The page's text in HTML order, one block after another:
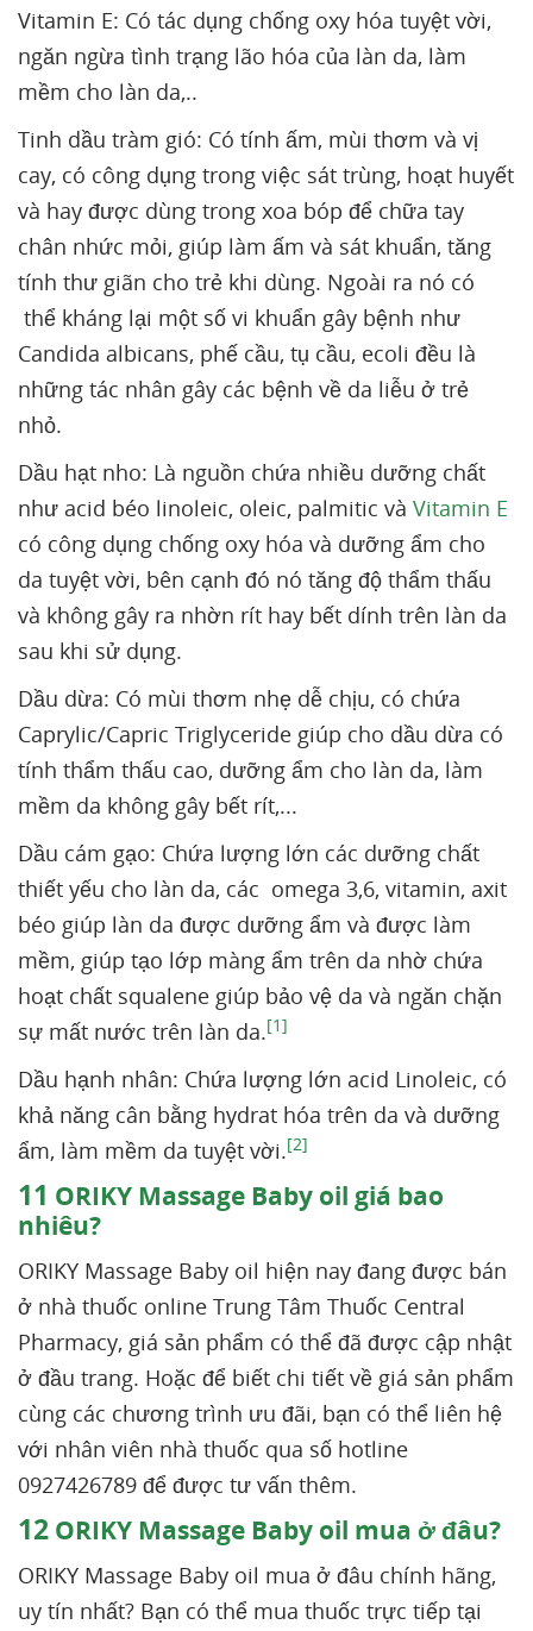
Vitamin E: Có tác dụng chống oxy hóa tuyệt vời,
ngăn ngừa tình trạng lão hóa của làn da, làm
mềm cho làn da,..
Tinh dầu tràm gió: Có tính ấm, mùi thơm và vị
cay, có công dụng trong việc sát trùng, hoạt huyết
và hay được dùng trong xoa bóp để chữa tay
chân nhức mỏi, giúp làm ấm và sát khuẩn, tăng
tính thư giãn cho trẻ khi dùng. Ngoài ra nó có
thể kháng lại một số vi khuẩn gây bệnh như
Candida albicans, phế cầu, tụ cầu, ecoli đều là
những tác nhân gây các bệnh về da liễu ở trẻ
nhỏ.
Dầu hạt nho: Là nguồn chứa nhiều dưỡng chất
như acid béo linoleic, oleic, palmitic và Vitamin E
có công dụng chống oxy hóa và dưỡng ẩm cho
da tuyệt vời, bên cạnh đó nó tăng độ thẩm thấu
và không gây ra nhờn rít hay bết dính trên làn da
sau khi sử dụng.
Dầu dừa: Có mùi thơm nhẹ dễ chịu, có chứa
Caprylic/Capric Triglyceride giúp cho dầu dừa có
tính thẩm thấu cao, dưỡng ẩm cho làn da, làm
mềm da không gây bết rít,...
Dầu cám gạo: Chứa lượng lớn các dưỡng chất
thiết yếu cho làn da, các omega 3,6, vitamin, axit
béo giúp làn da được dưỡng ẩm và được làm
mềm, giúp tạo lớp màng ẩm trên da nhờ chứa
hoạt chất squalene giúp bảo vệ da và ngăn chặn
sự mất nước trên làn da.[1]
Dầu hạnh nhân: Chứa lượng lớn acid Linoleic, có
khả năng cân bằng hydrat hóa trên da và dưỡng
ẩm, làm mềm da tuyệt vời.[2]
11 ORIKY Massage Baby oil giá bao
nhiêu?
ORIKY Massage Baby oil hiện nay đang được bán
ở nhà thuốc online Trung Tâm Thuốc Central
Pharmacy, giá sản phẩm có thể đã được cập nhật
ở đầu trang. Hoặc để biết chi tiết về giá sản phẩm
cùng các chương trình ưu đãi, bạn có thể liên hệ
với nhân viên nhà thuốc qua số hotline
0927426789 để được tư vấn thêm.
12 ORIKY Massage Baby oil mua ở đâu?
ORIKY Massage Baby oil mua ở đâu chính hãng,
uy tín nhất? Bạn có thể mua thuốc trực tiếp tại